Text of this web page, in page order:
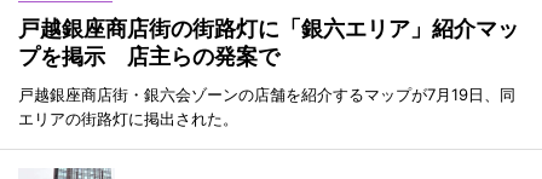
戸越銀座商店街の街路灯に「銀六エリア」紹介マッ
プを掲示 店主らの発案で
戸越銀座商店街・銀六会ゾーンの店舗を紹介するマップが7月19日、同
エリアの街路灯に掲出された。